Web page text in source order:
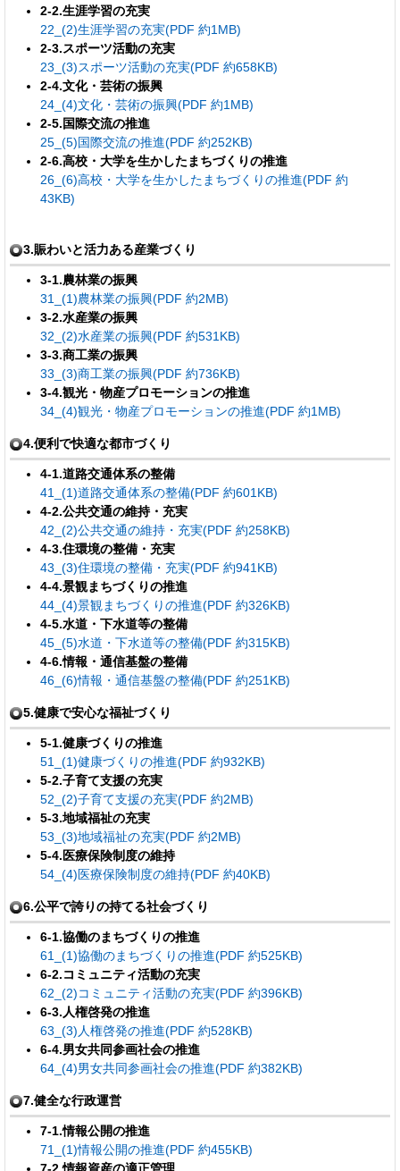
2-2.生涯学習の充実
22_(2)生涯学習の充実(PDF 約1MB)
2-3.スポーツ活動の充実
23_(3)スポーツ活動の充実(PDF 約658KB)
2-4.文化・芸術の振興
24_(4)文化・芸術の振興(PDF 約1MB)
2-5.国際交流の推進
25_(5)国際交流の推進(PDF 約252KB)
2-6.高校・大学を生かしたまちづくりの推進
26_(6)高校・大学を生かしたまちづくりの推進(PDF 約
43KB)
3.賑わいと活力ある産業づくり
3-1.農林業の振興
31_(1)農林業の振興(PDF 約2MB)
3-2.水産業の振興
32_(2)水産業の振興(PDF 約531KB)
3-3.商工業の振興
33_(3)商工業の振興(PDF 約736KB)
3-4.観光・物産プロモーションの推進
34_(4)観光・物産プロモーションの推進(PDF 約1MB)
4.便利で快適な都市づくり
4-1.道路交通体系の整備
41_(1)道路交通体系の整備(PDF 約601KB)
4-2.公共交通の維持・充実
42_(2)公共交通の維持・充実(PDF 約258KB)
4-3.住環境の整備・充実
43_(3)住環境の整備・充実(PDF 約941KB)
4-4.景観まちづくりの推進
44_(4)景観まちづくりの推進(PDF 約326KB)
4-5.水道・下水道等の整備
45_(5)水道・下水道等の整備(PDF 約315KB)
4-6.情報・通信基盤の整備
46_(6)情報・通信基盤の整備(PDF 約251KB)
5.健康で安心な福祉づくり
5-1.健康づくりの推進
51_(1)健康づくりの推進(PDF 約932KB)
5-2.子育て支援の充実
52_(2)子育て支援の充実(PDF 約2MB)
5-3.地域福祉の充実
53_(3)地域福祉の充実(PDF 約2MB)
5-4.医療保険制度の維持
54_(4)医療保険制度の維持(PDF 約40KB)
6.公平で誇りの持てる社会づくり
6-1.協働のまちづくりの推進
61_(1)協働のまちづくりの推進(PDF 約525KB)
6-2.コミュニティ活動の充実
62_(2)コミュニティ活動の充実(PDF 約396KB)
6-3.人権啓発の推進
63_(3)人権啓発の推進(PDF 約528KB)
6-4.男女共同参画社会の推進
64_(4)男女共同参画社会の推進(PDF 約382KB)
7.健全な行政運営
7-1.情報公開の推進
71_(1)情報公開の推進(PDF 約455KB)